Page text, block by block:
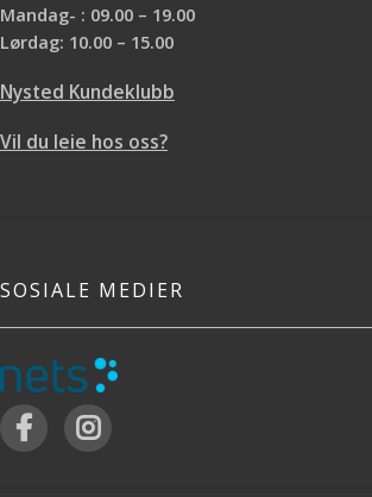
Mandag- : 09.00 – 19.00
Lørdag: 10.00 – 15.00
Nysted Kundeklubb
Vil du leie hos oss?
SOSIALE MEDIER